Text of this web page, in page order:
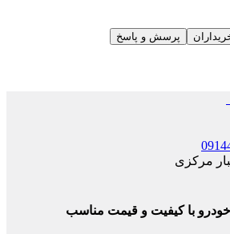
پرسش و پاسخ
مرکزی
با کیفیت و قیمت مناسب